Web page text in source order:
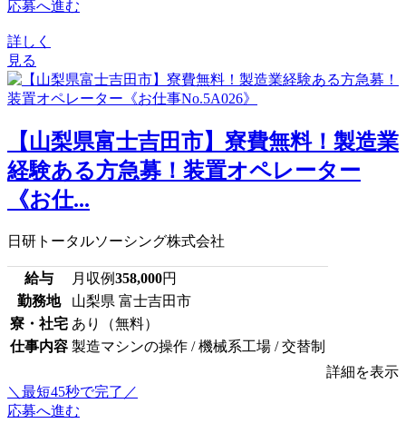
応募へ進む
詳しく
見る
【山梨県富士吉田市】寮費無料！製造業
経験ある方急募！装置オペレーター
《お仕...
日研トータルソーシング株式会社
給与 月収例358,000円
勤務地
山梨県 富士吉田市
寮・社宅 あり（無料）
仕事内容 製造マシンの操作 / 機械系工場 / 交替制
詳細を表示
＼最短45秒で完了／
応募へ進む